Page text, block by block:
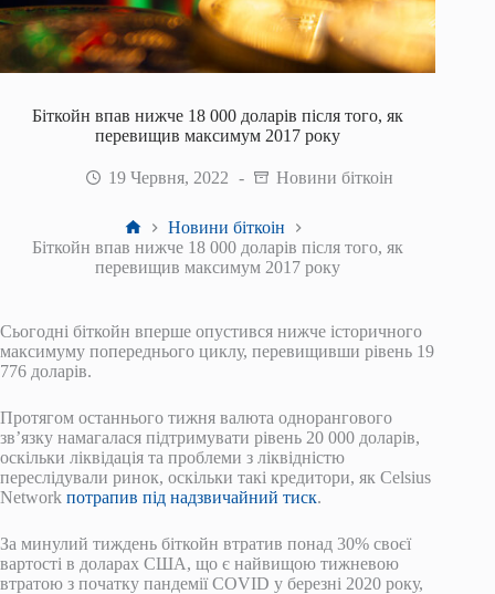
Біткойн впав нижче 18 000 доларів після того, як
перевищив максимум 2017 року
19 Червня, 2022 Новини біткоін
Головна
Новини біткоін
Біткойн впав нижче 18 000 доларів після того, як
перевищив максимум 2017 року
Сьогодні біткойн вперше опустився нижче історичного
максимуму попереднього циклу, перевищивши рівень 19
776 доларів.
Протягом останнього тижня валюта однорангового
зв’язку намагалася підтримувати рівень 20 000 доларів,
оскільки ліквідація та проблеми з ліквідністю
переслідували ринок, оскільки такі кредитори, як Celsius
Network потрапив під надзвичайний тиск.
За минулий тиждень біткойн втратив понад 30% своєї
вартості в доларах США, що є найвищою тижневою
втратою з початку пандемії COVID у березні 2020 року,